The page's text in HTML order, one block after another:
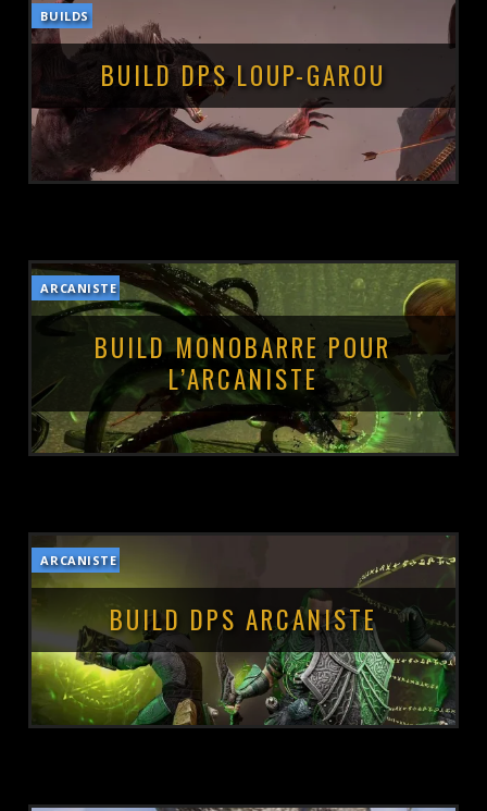
BUILDS
BUILD DPS LOUP-GAROU
POSTÉ LE :4 JUIN 2026
ARCANISTE
BUILD MONOBARRE POUR
L’ARCANISTE
POSTÉ LE :
ARCANISTE
BUILD DPS ARCANISTE